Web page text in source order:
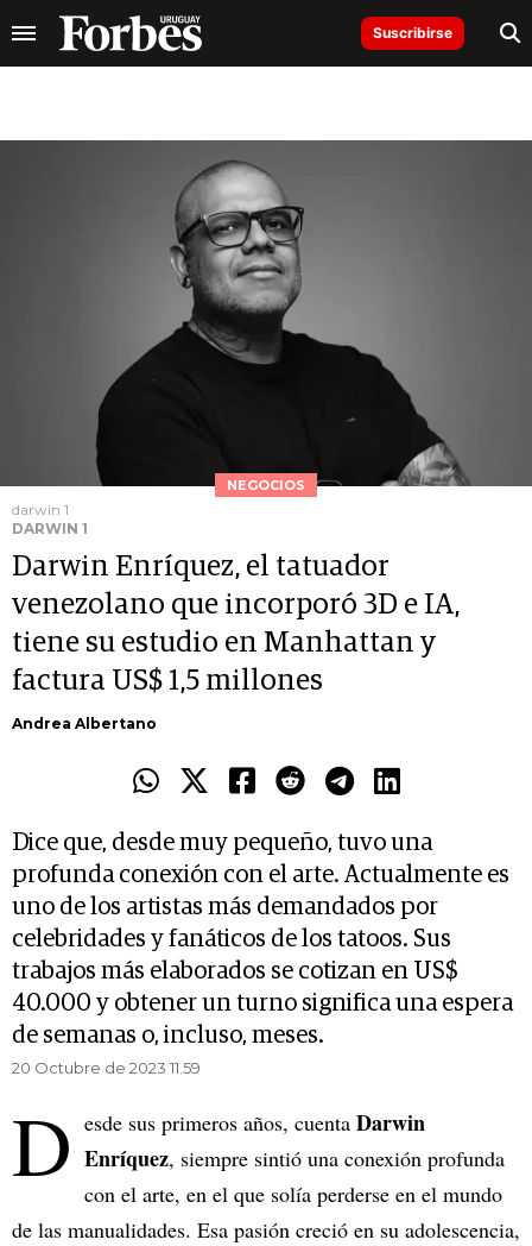
Suscribirse
NEGOCIOS
darwin 1
DARWIN 1
Darwin Enríquez, el tatuador
venezolano que incorporó 3D e IA,
tiene su estudio en Manhattan y
factura US$ 1,5 millones
Andrea Albertano
Dice que, desde muy pequeño, tuvo una
profunda conexión con el arte. Actualmente es
uno de los artistas más demandados por
celebridades y fanáticos de los tatoos. Sus
trabajos más elaborados se cotizan en US$
40.000 y obtener un turno significa una espera
de semanas o, incluso, meses.
20 Octubre de 2023 11.59
D esde sus primeros años, cuenta Darwin
Enríquez, siempre sintió una conexión profunda
con el arte, en el que solía perderse en el mundo
de las manualidades. Esa pasión creció en su adolescencia,